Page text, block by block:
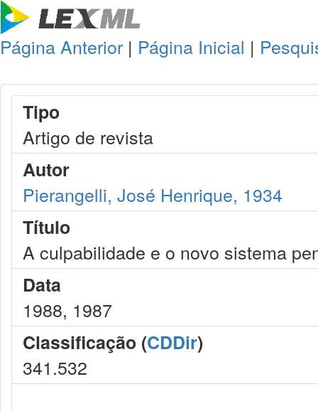
Página Anterior | Página Inicial |
Tipo
Artigo de revista
Autor
Pierangelli, José Henrique, 1934
Título
A culpabilidade e o novo sistema
Data
1988, 1987
Classificação (CDDir)
341.532